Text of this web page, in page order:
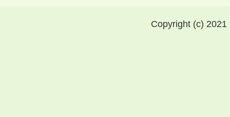
Copyright (c)